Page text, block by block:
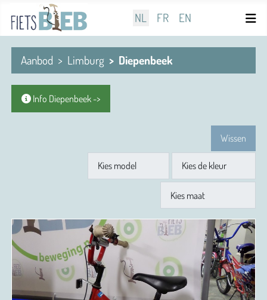
Selecteer de taal
NL FR EN
Aanbod Limburg Diepenbeek
Info Diepenbeek ->
Wissen
Model
Kleur
Maat